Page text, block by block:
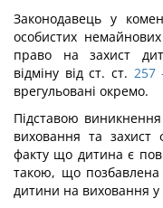
Законодавець у
особистих
право на захист
відміну від ст. ст. 257
врегульовані окремо.
Підставою
виховання та захист
факту що дитина є
такою, що позбавлена
дитини на виховання у